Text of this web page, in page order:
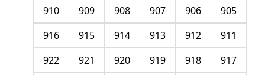
905
906
907
908
909
910
911
912
913
914
915
916
917
918
919
920
921
922